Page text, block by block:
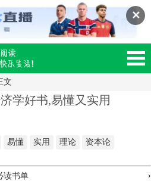
✕
文
学好书,易懂又实用
易懂 实用 理论 资本论
读书单 ›